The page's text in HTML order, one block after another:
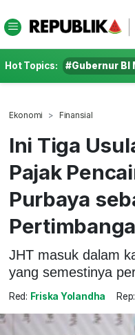
Hot Topics: #Gubernur BI
Ekonomi Finansial
Ini Tiga
Pajak
Purbaya
JHT masuk dalam
yang semestinya
Red: Friska Yolandha Rep: